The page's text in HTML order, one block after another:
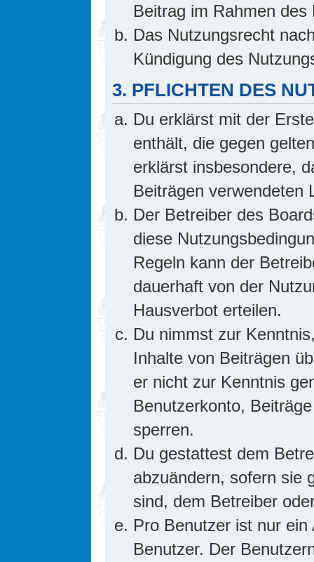
Beitrag im Rahmen
Das Nutzungsrecht
Kündigung des
3. PFLICHTEN DES
Du erklärst mit der
enthält, die gegen
erklärst insbesondere,
Beiträgen verwendeten
Der Betreiber des
diese
Regeln kann der
dauerhaft von der
Hausverbot erteilen.
Du nimmst zur
Inhalte von Beiträgen
er nicht zur Kenntnis
Benutzerkonto,
sperren.
Du gestattest dem
abzuändern, sofern sie
sind, dem Betreiber
Pro Benutzer ist nur
Benutzer. Der